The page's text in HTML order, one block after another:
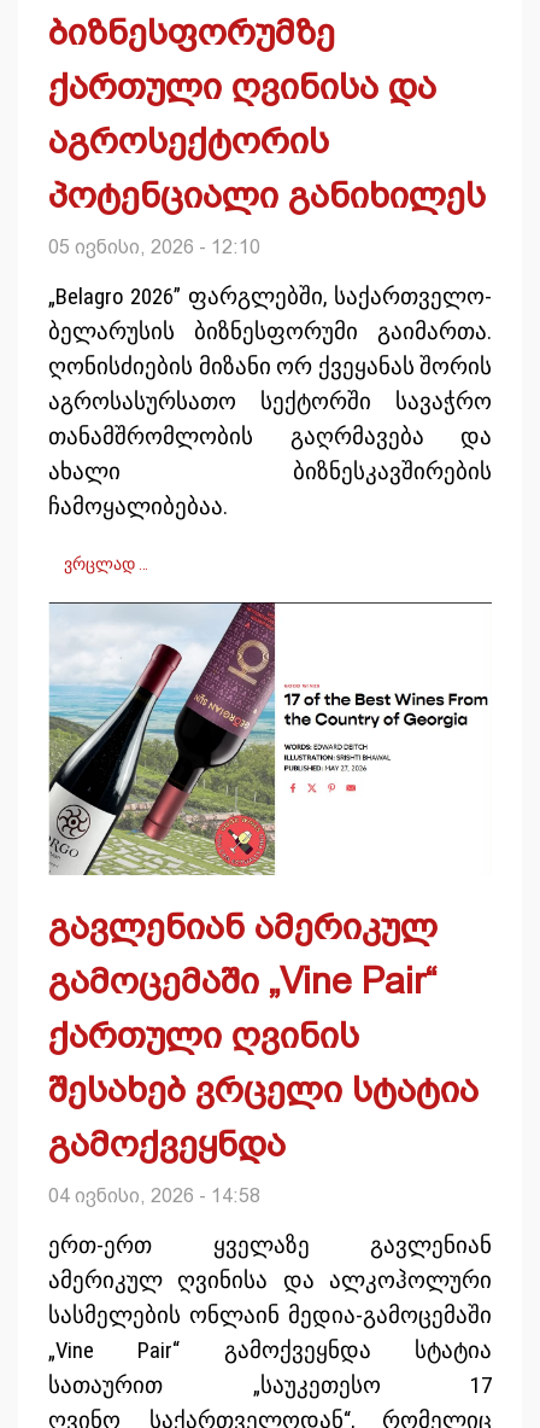
ბიზნესფორუმზე
ქართული ღვინისა და
აგროსექტორის
პოტენციალი განიხილეს
05 ივნისი, 2026 - 12:10
„Belagro 2026” ფარგლებში, საქართველო-
ბელარუსის ბიზნესფორუმი გაიმართა.
ღონისძიების მიზანი ორ ქვეყანას შორის
აგროსასურსათო სექტორში სავაჭრო
თანამშრომლობის გაღრმავება და
ახალი ბიზნესკავშირების
ჩამოყალიბებაა.
ვრცლად …
გავლენიან ამერიკულ
გამოცემაში „Vine Pair“
ქართული ღვინის
შესახებ ვრცელი სტატია
გამოქვეყნდა
04 ივნისი, 2026 - 14:58
ერთ-ერთ ყველაზე გავლენიან
ამერიკულ ღვინისა და ალკოჰოლური
სასმელების ონლაინ მედია-გამოცემაში
„Vine Pair“ გამოქვეყნდა სტატია
სათაურით „საუკეთესო 17
ღვინო საქართველოდან“, რომელიც